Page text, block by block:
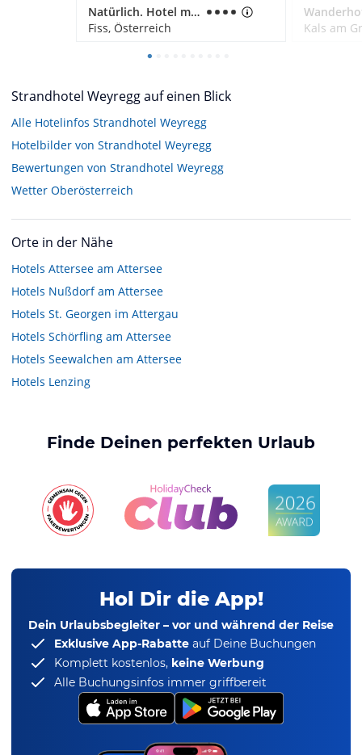
Natürlich. Hotel mit Charakter
Fiss, Österreich
Kals am
Strandhotel Weyregg auf einen Blick
Alle Hotelinfos Strandhotel Weyregg
Hotelbilder von Strandhotel Weyregg
Bewertungen von Strandhotel Weyregg
Wetter Oberösterreich
Orte in der Nähe
Hotels Attersee am Attersee
Hotels Nußdorf am Attersee
Hotels St. Georgen im Attergau
Hotels Schörfling am Attersee
Hotels Seewalchen am Attersee
Hotels Lenzing
Finde Deinen perfekten Urlaub
Hol Dir die App!
Dein Urlaubsbegleiter – vor und während der Reise
Exklusive App-Rabatte auf Deine Buchungen
Komplett kostenlos, keine Werbung
Alle Buchungsinfos immer griffbereit